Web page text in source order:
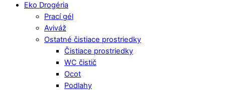
Eko Drogéria
Prací gél
Aviváž
Ostatné čistiace prostriedky
Čistiace prostriedky
WC čistič
Ocot
Podlahy